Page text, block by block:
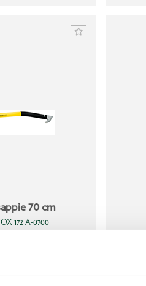
70 cm
OX 172 A-0700